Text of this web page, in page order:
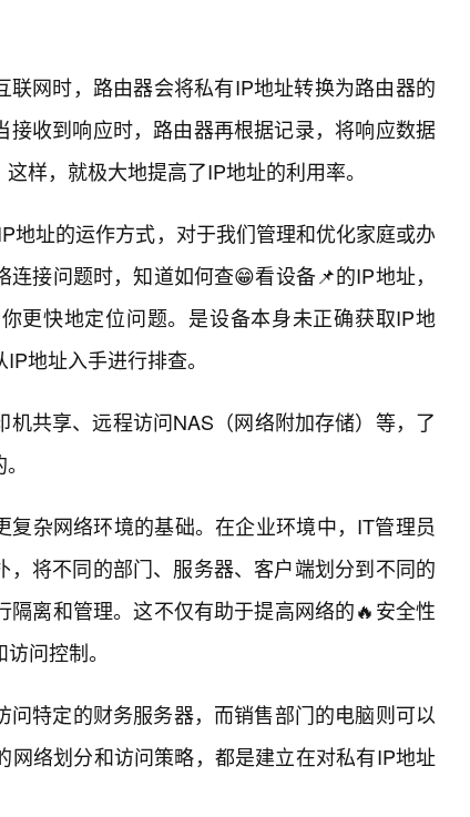
联网时，路由器会将私有IP地址转换为路由器的
收到响应时，路由器再根据记录，将响应数据
样，就极大地提高了IP地址的利用率。
地址的运作方式，对于我们管理和优化家庭或办
接问题时，知道如何查😁看设备📌的IP地址，
更快地定位问题。是设备本身未正确获取IP地
地址入手进行排查。
共享、远程访问NAS（网络附加存储）等，了
杂网络环境的基础。在企业环境中，IT管理员
将不同的部门、服务器、客户端划分到不同的
隔离和管理。这不仅有助于提高网络的🔥安全性
问控制。
特定的财务服务器，而销售部门的电脑则可以
络划分和访问策略，都是建立在对私有IP地址